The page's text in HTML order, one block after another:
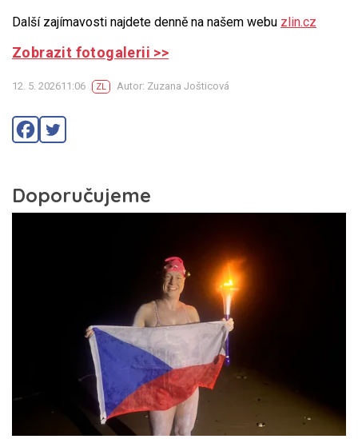
Další zajímavosti najdete denně na našem webu zlin.cz
Zobrazit fotogalerii >>
12. 5. 202611:06 ZL Autor: Zuzana Jošticová